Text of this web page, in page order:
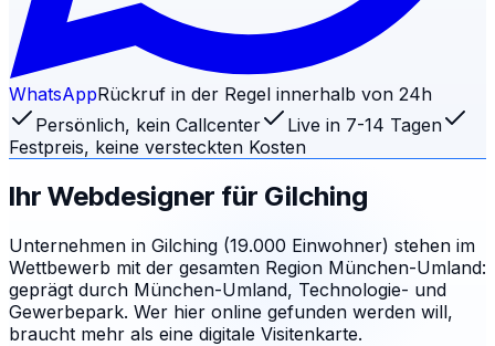
WhatsAppRückruf in der Regel innerhalb von 24h
Persönlich, kein Callcenter
Live in 7-14 Tagen
Festpreis, keine versteckten Kosten
Ihr Webdesigner für Gilching
Unternehmen in Gilching (19.000 Einwohner) stehen im
Wettbewerb mit der gesamten Region München-Umland:
geprägt durch München-Umland, Technologie- und
Gewerbepark. Wer hier online gefunden werden will,
braucht mehr als eine digitale Visitenkarte.